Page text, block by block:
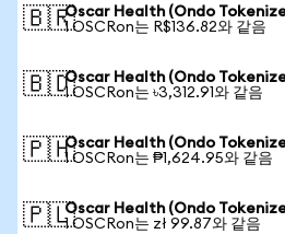
🇧🇷Oscar Health (Ondo
1 OSCRon는 R$136.82와 같음
🇧🇩Oscar Health (Ondo
1 OSCRon는 ৳3,312.91와 같음
🇵🇭Oscar Health (Ondo
1 OSCRon는 ₱1,624.95와 같음
🇵🇱Oscar Health (Ondo
1 OSCRon는 zł 99.87와 같음